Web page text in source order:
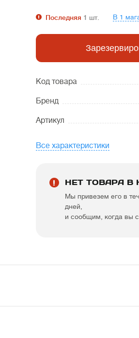
Последняя 1 шт. В 1
Код товара
Бренд
Артикул
Все характеристики
НЕТ ТОВАРА В
Мы привезем его в
дней,
и сообщим, когда вы